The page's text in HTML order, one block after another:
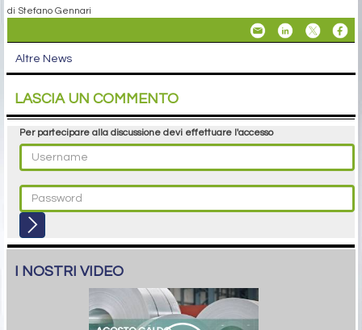
di Stefano Gennari
Altre News
LASCIA UN COMMENTO
Per partecipare alla discussione devi effettuare l'accesso
I NOSTRI VIDEO